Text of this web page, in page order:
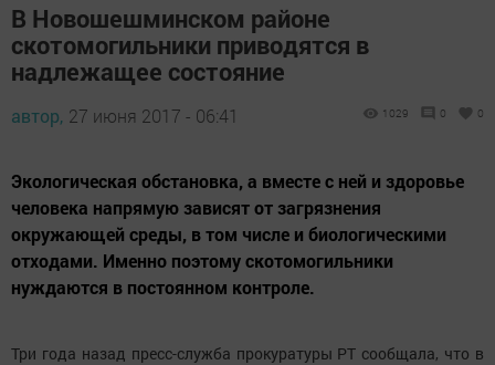
В Новошешминском районе
скотомогильники приводятся в
надлежащее состояние
автор, 27 июня 2017 - 06:41 1029 0 0
Экологическая обстановка, а вместе с ней и здоровье
человека напрямую зависят от загрязнения
окружающей среды, в том числе и биологическими
отходами. Именно поэтому скотомогильники
нуждаются в постоянном контроле.
Три года назад пресс-служба прокуратуры РТ сообщала, что в